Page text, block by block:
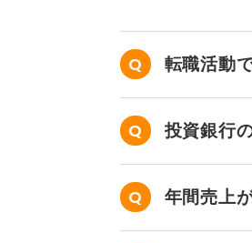
転職活動
投資銀行
年間売上